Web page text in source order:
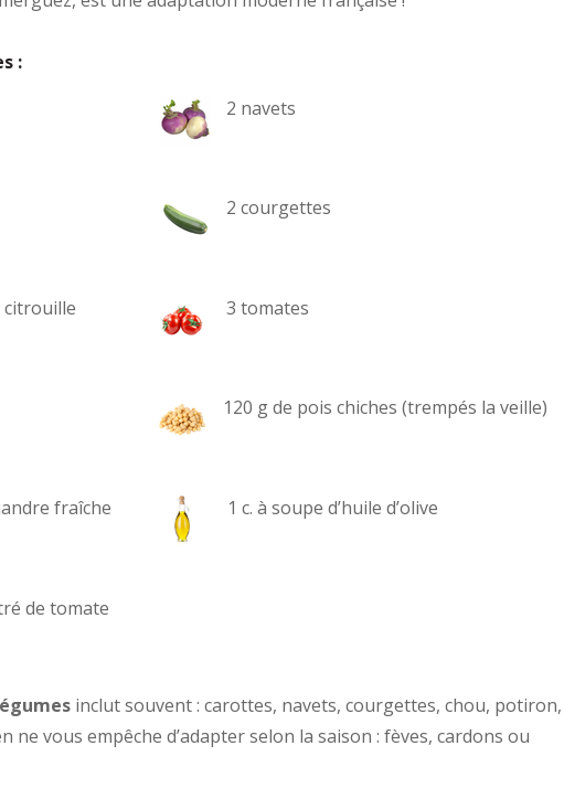
:
2 navets
2 courgettes
citrouille 3 tomates
120 g de pois chiches (trempés la veille)
fraîche 1 c. à soupe d’huile d’olive
de tomate
inclut souvent : carottes, navets, courgettes, chou, potiron,
vous empêche d’adapter selon la saison : fèves, cardons ou